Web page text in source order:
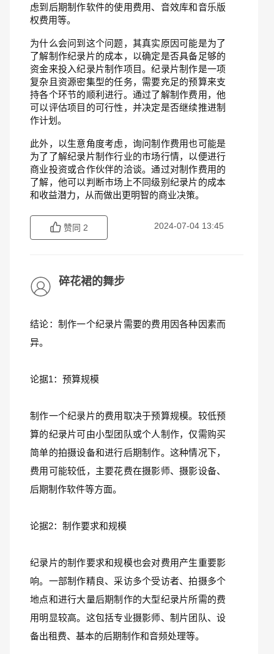
虑到后期制作软件的使用费用、音效库和音乐版
权费用等。
为什么会问到这个问题，其真实原因可能是为了
了解制作纪录片的成本，以确定是否具备足够的
资金来投入纪录片制作项目。纪录片制作是一项
复杂且资源密集型的任务，需要充足的预算来支
持各个环节的顺利进行。通过了解制作费用，他
可以评估项目的可行性，并决定是否继续推进制
作计划。
此外，以生意角度考虑，询问制作费用也可能是
为了了解纪录片制作行业的市场行情，以便进行
商业投资或合作伙伴的洽谈。通过对制作费用的
了解，他可以判断市场上不同级别纪录片的成本
和收益潜力，从而做出更明智的商业决策。
赞同 2 2024-07-04 13:45
碎花裙的舞步
结论：制作一个纪录片需要的费用因各种因素而
异。
论据1：预算规模
制作一个纪录片的费用取决于预算规模。较低预
算的纪录片可由小型团队或个人制作，仅需购买
简单的拍摄设备和进行后期制作。这种情况下，
费用可能较低，主要花费在摄影师、摄影设备、
后期制作软件等方面。
论据2：制作要求和规模
纪录片的制作要求和规模也会对费用产生重要影
响。一部制作精良、采访多个受访者、拍摄多个
地点和进行大量后期制作的大型纪录片所需的费
用明显较高。这包括专业摄影师、制片团队、设
备出租费、基本的后期制作和音频处理等。